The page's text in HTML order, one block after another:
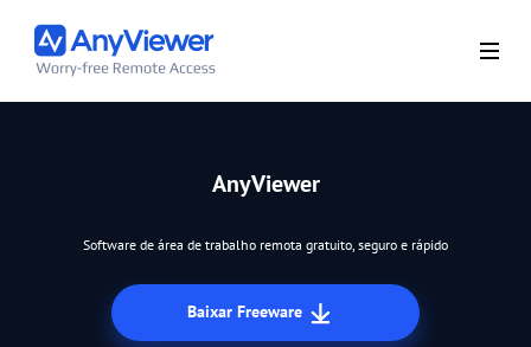
AnyViewer
Software de área de trabalho remota gratuito, seguro e rápido
Baixar Freeware